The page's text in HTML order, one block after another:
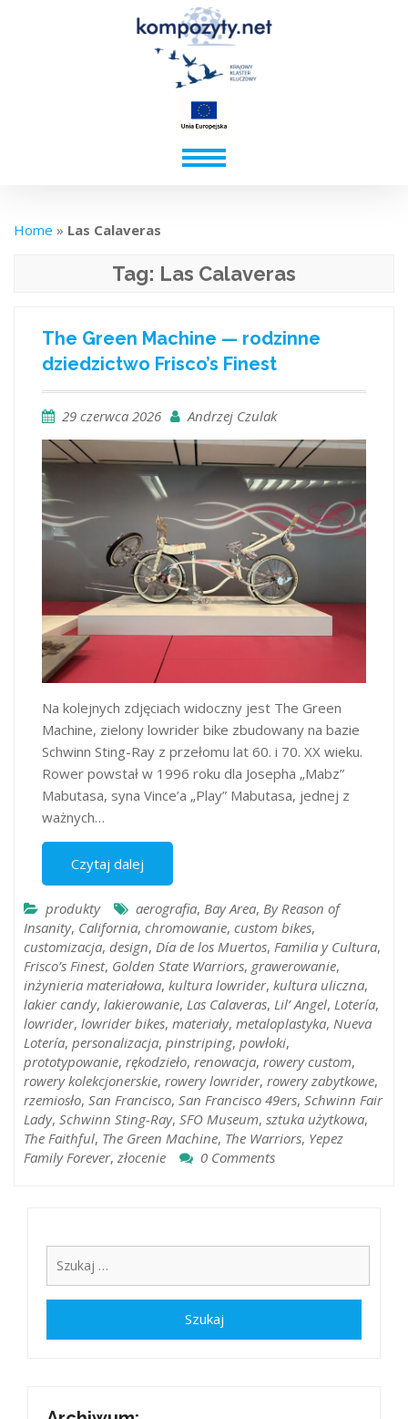
Home » Las Calaveras
Tag: Las Calaveras
The Green Machine — rodzinne
dziedzictwo Frisco’s Finest
29 czerwca 2026 Andrzej Czulak
Na kolejnych zdjęciach widoczny jest The Green
Machine, zielony lowrider bike zbudowany na bazie
Schwinn Sting-Ray z przełomu lat 60. i 70. XX wieku.
Rower powstał w 1996 roku dla Josepha „Mabz”
Mabutasa, syna Vince’a „Play” Mabutasa, jednej z
ważnych…
Czytaj dalej
produkty aerografia, Bay Area, By Reason of
Insanity, California, chromowanie, custom bikes,
customizacja, design, Día de los Muertos, Familia y Cultura,
Frisco’s Finest, Golden State Warriors, grawerowanie,
inżynieria materiałowa, kultura lowrider, kultura uliczna,
lakier candy, lakierowanie, Las Calaveras, Lil’ Angel, Lotería,
lowrider, lowrider bikes, materiały, metaloplastyka, Nueva
Lotería, personalizacja, pinstriping, powłoki,
prototypowanie, rękodzieło, renowacja, rowery custom,
rowery kolekcjonerskie, rowery lowrider, rowery zabytkowe,
rzemiosło, San Francisco, San Francisco 49ers, Schwinn Fair
Lady, Schwinn Sting-Ray, SFO Museum, sztuka użytkowa,
The Faithful, The Green Machine, The Warriors, Yepez
Family Forever, złocenie 0 Comments